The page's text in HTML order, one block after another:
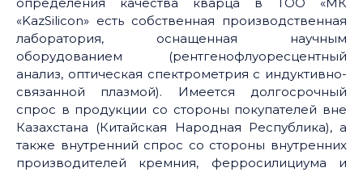
«KazSilicon» есть собственная производственная
лаборатория, оснащенная научным
оборудованием (рентгенофлуоресцентный
анализ, оптическая спектрометрия с индуктивно-
связанной плазмой). Имеется долгосрочный
спрос в продукции со стороны покупателей вне
Казахстана (Китайская Народная Республика), а
также внутренний спрос со стороны внутренних
производителей кремния, ферросилициума и